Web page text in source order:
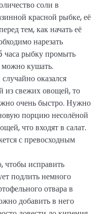
соли в
красной рыбке, её
тем, как начать её
нарезать
часа рыбку промыть
можно кушать.
оказался
из свежих овощей, то
очень быстро. Нужно
порцию несолёной
что входят в салат.
с превосходным
чтобы исправить
подлить немного
отвара в
добавить в него